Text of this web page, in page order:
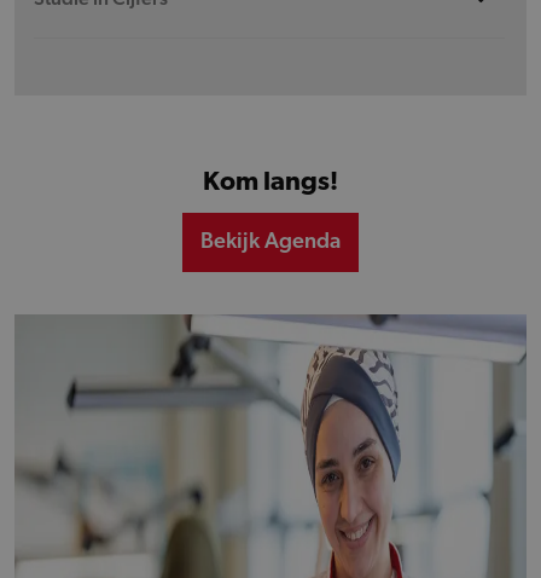
Kom langs!
Bekijk Agenda